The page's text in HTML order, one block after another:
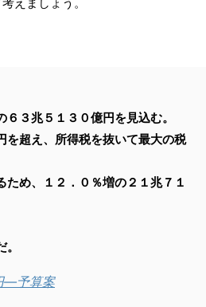
３兆５１３０億円を見込む。
を超え、所得税を抜いて最大の税
め、１２．０％増の２１兆７１
―予算案